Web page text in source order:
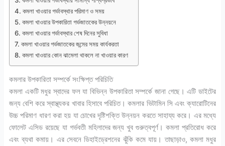
কমলা খাওয়ার গর্ভাবস্থার পরিমাণ ও সময়
কমলা খাওয়ার উপকারিতা গর্ভজাতকের উন্নয়নে
কমলা খাওয়ার গর্ভাবস্থার শেষ দিনের সুবিধা
কমলা খাওয়ার গর্ভজাতকের জন্মের সময় কার্যকরতা
কমলা খাওয়ার কোন ঝামেলা থাকলে না খাওয়ার কারণ
কমলার উপকারিতা সম্পর্কে সংক্ষিপ্ত পরিচিতি
কমলা একটি মধুর স্বাদের ফল যা বিভিন্ন উপকারিতা সম্পর্কে জানা গেছে। এটি ডাইটের
জন্য বেশি করে স্বাস্থ্যকর খাবার হিসাবে পরিচিত। কমলার ভিটামিন সি এবং ক্যারোটিনের
উচ্চ পরিমাণ ধারণ করা হয় যা চোখের দৃষ্টিশক্তি উন্নয়ন করতে সাহায্য করে। এর মধ্যে
ফোলেট এসিড রয়েছে যা গর্ভবতী মহিলাদের জন্য খুব গুরুত্বপূর্ণ। কমলা প্রতিরোধ করে
এবং ব্যথা কমায়। এর সেবনে ডিহাইড্রেশনের ঝুঁকি কমে যায়। তাছাড়াও, কমলা মধুর